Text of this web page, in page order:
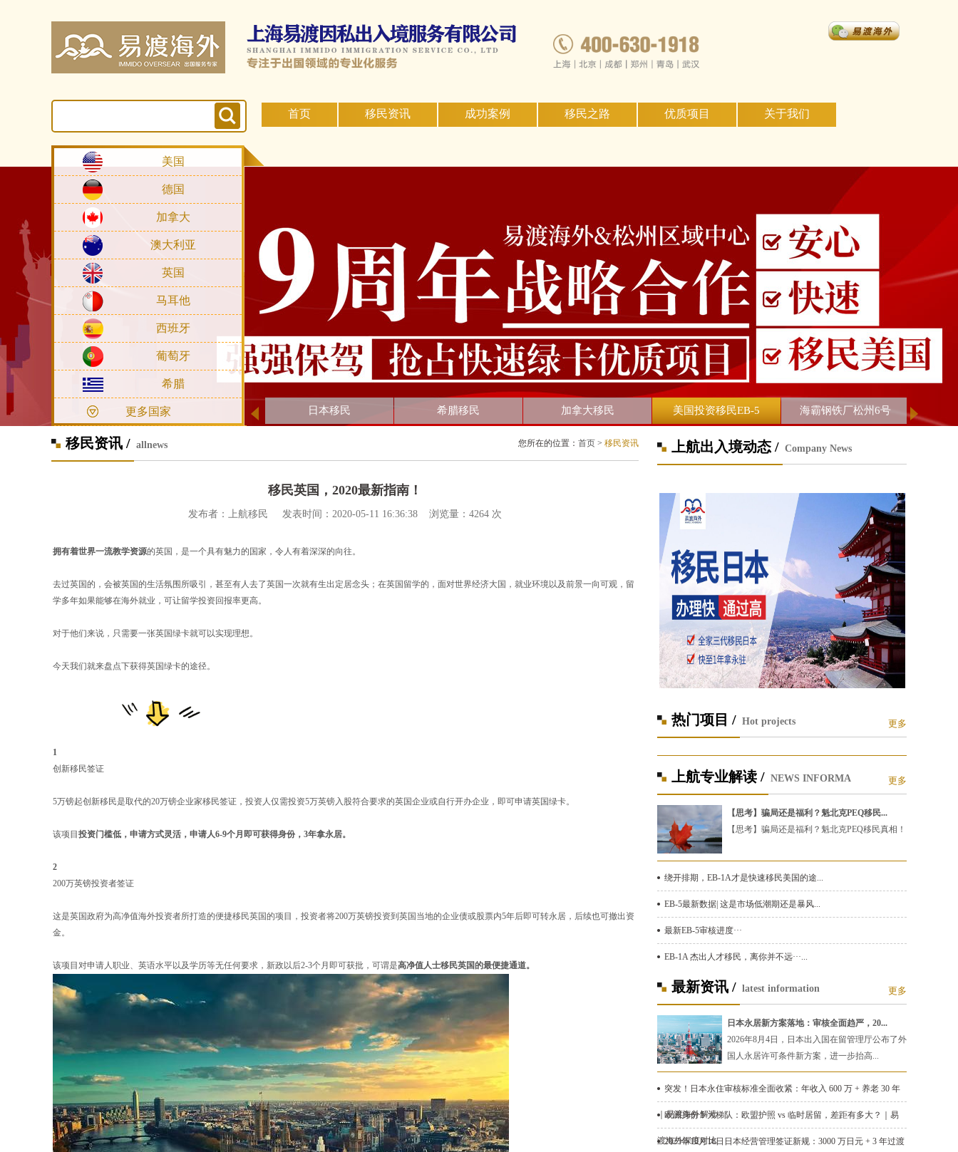
首页 移民资讯 成功案例 移民之路 优质项目 关于我们
美国
德国
加拿大
澳大利亚
英国
马耳他
西班牙
葡萄牙
希腊
更多国家 希腊移民 加拿大移民 美国投资移民EB-5 海霸钢铁厂松州6号 日本移民
移民资讯 / allnews 您所在的位置： 首页 > 移民资讯
移民英国，2020最新指南！
发布者：上航移民 发表时间：2020-05-11 16:36:38 浏览量：4264 次
拥有着世界一流教学资源的英国，是一个具有魅力的国家，令人有着深深的向往。
去过英国的，会被英国的生活氛围所吸引，甚至有人去了英国一次就有生出定居念头；在英国留学的，面对世界经济大国，就业环境以及前景一向可观，留
学多年如果能够在海外就业，可让留学投资回报率更高。
对于他们来说，只需要一张英国绿卡就可以实现理想。
今天我们就来盘点下获得英国绿卡的途径。
1
创新移民签证
5万镑起创新移民是取代的20万镑企业家移民签证，投资人仅需投资5万英镑入股符合要求的英国企业或自行开办企业，即可申请英国绿卡。
该项目 投资门槛低，申请方式灵活，申请人6-9个月即可获得身份，3年拿永居。
2
200万英镑投资者签证
这是英国政府为高净值海外投资者所打造的便捷移民英国的项目，投资者将200万英镑投资到英国当地的企业债或股票内5年后即可转永居，后续也可撤出资
金。
该项目对申请人职业、英语水平以及学历等无任何要求，新政以后2-3个月即可获批，可谓是高净值人士移民英国的最便捷通道。
上航出入境动态 / Company News
更多
热门项目 / Hot projects
更多
上航专业解读 / NEWS INFORMA
【思考】骗局还是福利？魁北克PEQ移民...
【思考】骗局还是福利？魁北克PEQ移民真相！
绕开排期，EB-1A才是快速移民美国的途...
EB-5最新数据| 这是市场低潮期还是暴风...
最新EB-5审核进度···
EB-1A 杰出人才移民，离你并不远···...
更多
最新资讯 / latest information
日本永居新方案落地：审核全面趋严，20...
2026年8月4日，日本出入国在留管理厅公布了外
国人永居许可条件新方案，进一步抬高...
突发！日本永住审核标准全面收紧：年收入 600 万 + 养老 30 年
｜易渡海外解读
欧洲身份 5 大梯队：欧盟护照 vs 临时居留，差距有多大？｜易
渡海外深度对比
2025年10月16日日本经营管理签证新规：3000 万日元 + 3 年过渡